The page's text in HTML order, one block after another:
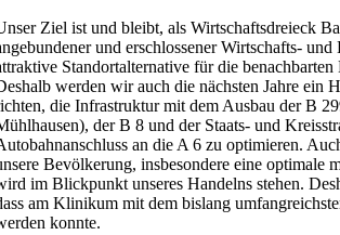
Ziel ist und bleibt, als Wirtschaftsdreieck
und erschlossener Wirtschafts-
Standortalternative für die benachbarten
werden wir auch die nächsten Jahre ein
die Infrastruktur mit dem Ausbau der B
der B 8 und der Staats- und
an die A 6 zu optimieren.
Bevölkerung, insbesondere eine optimale
im Blickpunkt unseres Handelns stehen.
am Klinikum mit dem bislang
konnte.